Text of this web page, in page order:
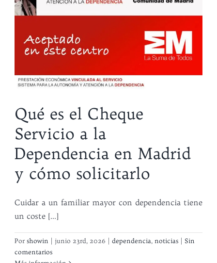
Qué es el Cheque
Servicio a la
Dependencia en Madrid
y cómo solicitarlo
Cuidar a un familiar mayor con dependencia tiene
un coste [...]
Porshowin junio 23rd, 2026 dependencia, noticias
Sin
comentarios